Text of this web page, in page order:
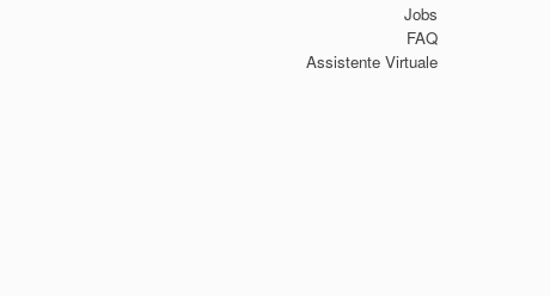
Jobs
FAQ
Assistente Virtuale